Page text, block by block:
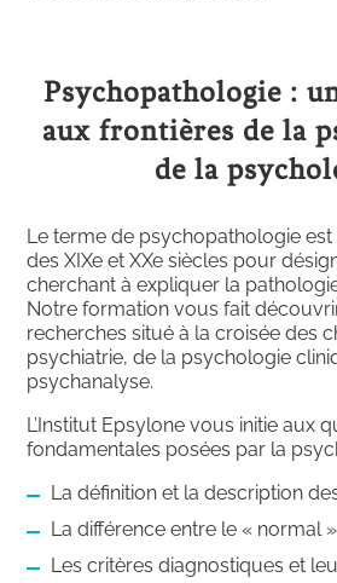
Psychopathologie :
aux frontières de la
de la
Le terme de psychopathologie
des XIXe et XXe siècles pour
cherchant à expliquer la
Notre formation vous fait
recherches situé à la croisée des
psychiatrie, de la psychologie
psychanalyse.
L’Institut Epsylone vous initie aux
fondamentales posées par la
La définition et la description
La différence entre le « normal
Les critères diagnostiques et